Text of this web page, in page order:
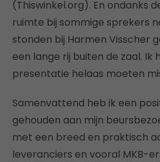
(Thiswinkel.org). En ondanks
ruimte bij sommige sprekers
stonden bij Harmen Visscher
een lange rij buiten de zaal. Ik
presentatie helaas moeten
Samenvattend heb ik een
gehouden aan mijn
met een breed en praktisch
leveranciers en vooral MKB-